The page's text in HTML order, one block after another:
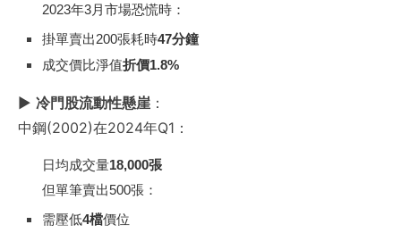
2023年3月市場恐慌時：
掛單賣出200張耗時47分鐘
成交價比淨值折價1.8%
▶ 冷門股流動性懸崖 ：
中鋼(2002)在2024年Q1：
日均成交量18,000張
但單筆賣出500張：
需壓低4檔價位